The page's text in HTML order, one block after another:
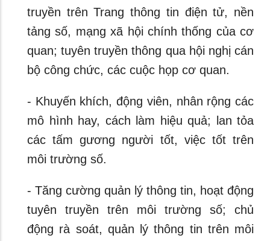
truyền trên Trang thông tin điện tử, nền
tảng số, mạng xã hội chính thống của cơ
quan; tuyên truyền thông qua hội nghị cán
bộ công chức, các cuộc họp cơ quan.
- Khuyến khích, động viên, nhân rộng các
mô hình hay, cách làm hiệu quả; lan tỏa
các tấm gương người tốt, việc tốt trên
môi trường số.
- Tăng cường quản lý thông tin, hoạt động
tuyên truyền trên môi trường số; chủ
động rà soát, quản lý thông tin trên môi